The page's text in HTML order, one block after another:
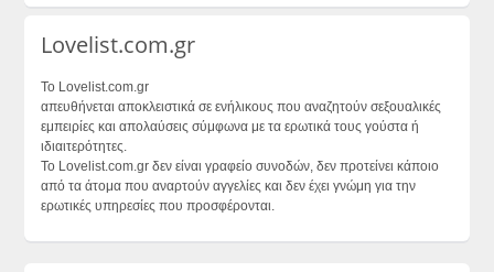
Lovelist.com.gr
Το Lovelist.com.gr
απευθήνεται αποκλειστικά σε ενήλικους που αναζητούν σεξουαλικές
εμπειρίες και απολαύσεις σύμφωνα με τα ερωτικά τους γούστα ή
ιδιαιτερότητες.
Το Lovelist.com.gr δεν είναι γραφείο συνοδών, δεν προτείνει κάποιο
από τα άτομα που αναρτούν αγγελίες και δεν έχει γνώμη για την
ερωτικές υπηρεσίες που προσφέρονται.